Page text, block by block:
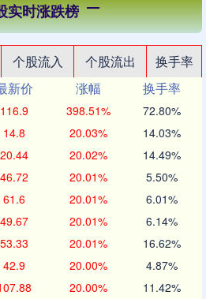
实时涨跌榜
个股流入 个股流出
换手率
新价 涨幅
换手率
116.9 398.51% 72.80%
14.8 20.03% 14.03%
20.44 20.02% 14.49%
46.72 20.01% 5.50%
61.6 20.01% 6.01%
49.67 20.01% 6.14%
53.33 20.01% 16.62%
42.9 20.00% 4.87%
20.00% 11.42%